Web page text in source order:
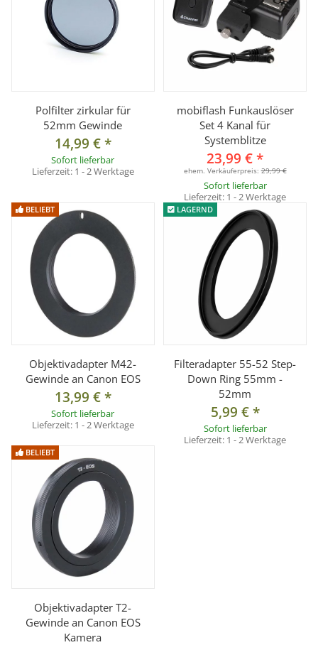
Polfilter zirkular für
52mm Gewinde
14,99 €*
Sofort lieferbar
Lieferzeit: 1 - 2 Werktage
mobiflash Funkauslöser
Set 4 Kanal für
Systemblitze
23,99 €*
ehem. Verkäuferpreis:29,99 €
Sofort lieferbar
Lieferzeit: 1 - 2 Werktage
BELIEBT
Objektivadapter M42-
Gewinde an Canon EOS
13,99 €*
Sofort lieferbar
Lieferzeit: 1 - 2 Werktage
LAGERND
Filteradapter 55-52 Step-
Down Ring 55mm -
52mm
5,99 €*
Sofort lieferbar
Lieferzeit: 1 - 2 Werktage
BELIEBT
Objektivadapter T2-
Gewinde an Canon EOS
Kamera